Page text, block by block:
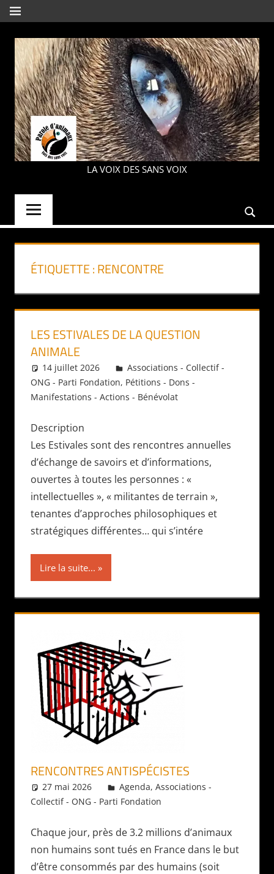
Aller
au
contenu
MENU
PAROLE
LA VOIX DES SANS VOIX
ÉTIQUETTE :RENCONTRE
LES ESTIVALES DE LA QUESTION
ANIMALE
14 juillet 2026 Daniel
Associations - Collectif -
ONG - Parti Fondation, Pétitions - Dons -
Manifestations - Actions - Bénévolat
Description
Les Estivales sont des rencontres annuelles
d’échange de savoirs et d’informations,
ouvertes à toutes les personnes : «
intellectuelles », « militantes de terrain »,
tenantes d’approches philosophiques et
stratégiques différentes… qui s’intére
Lire la suite...
RENCONTRES ANTISPÉCISTES
27 mai 2026 Daniel
Agenda, Associations -
Collectif - ONG - Parti Fondation
Chaque jour, près de 3.2 millions d’animaux
non humains sont tués en France dans le but
d’être consommés par des humains (soit